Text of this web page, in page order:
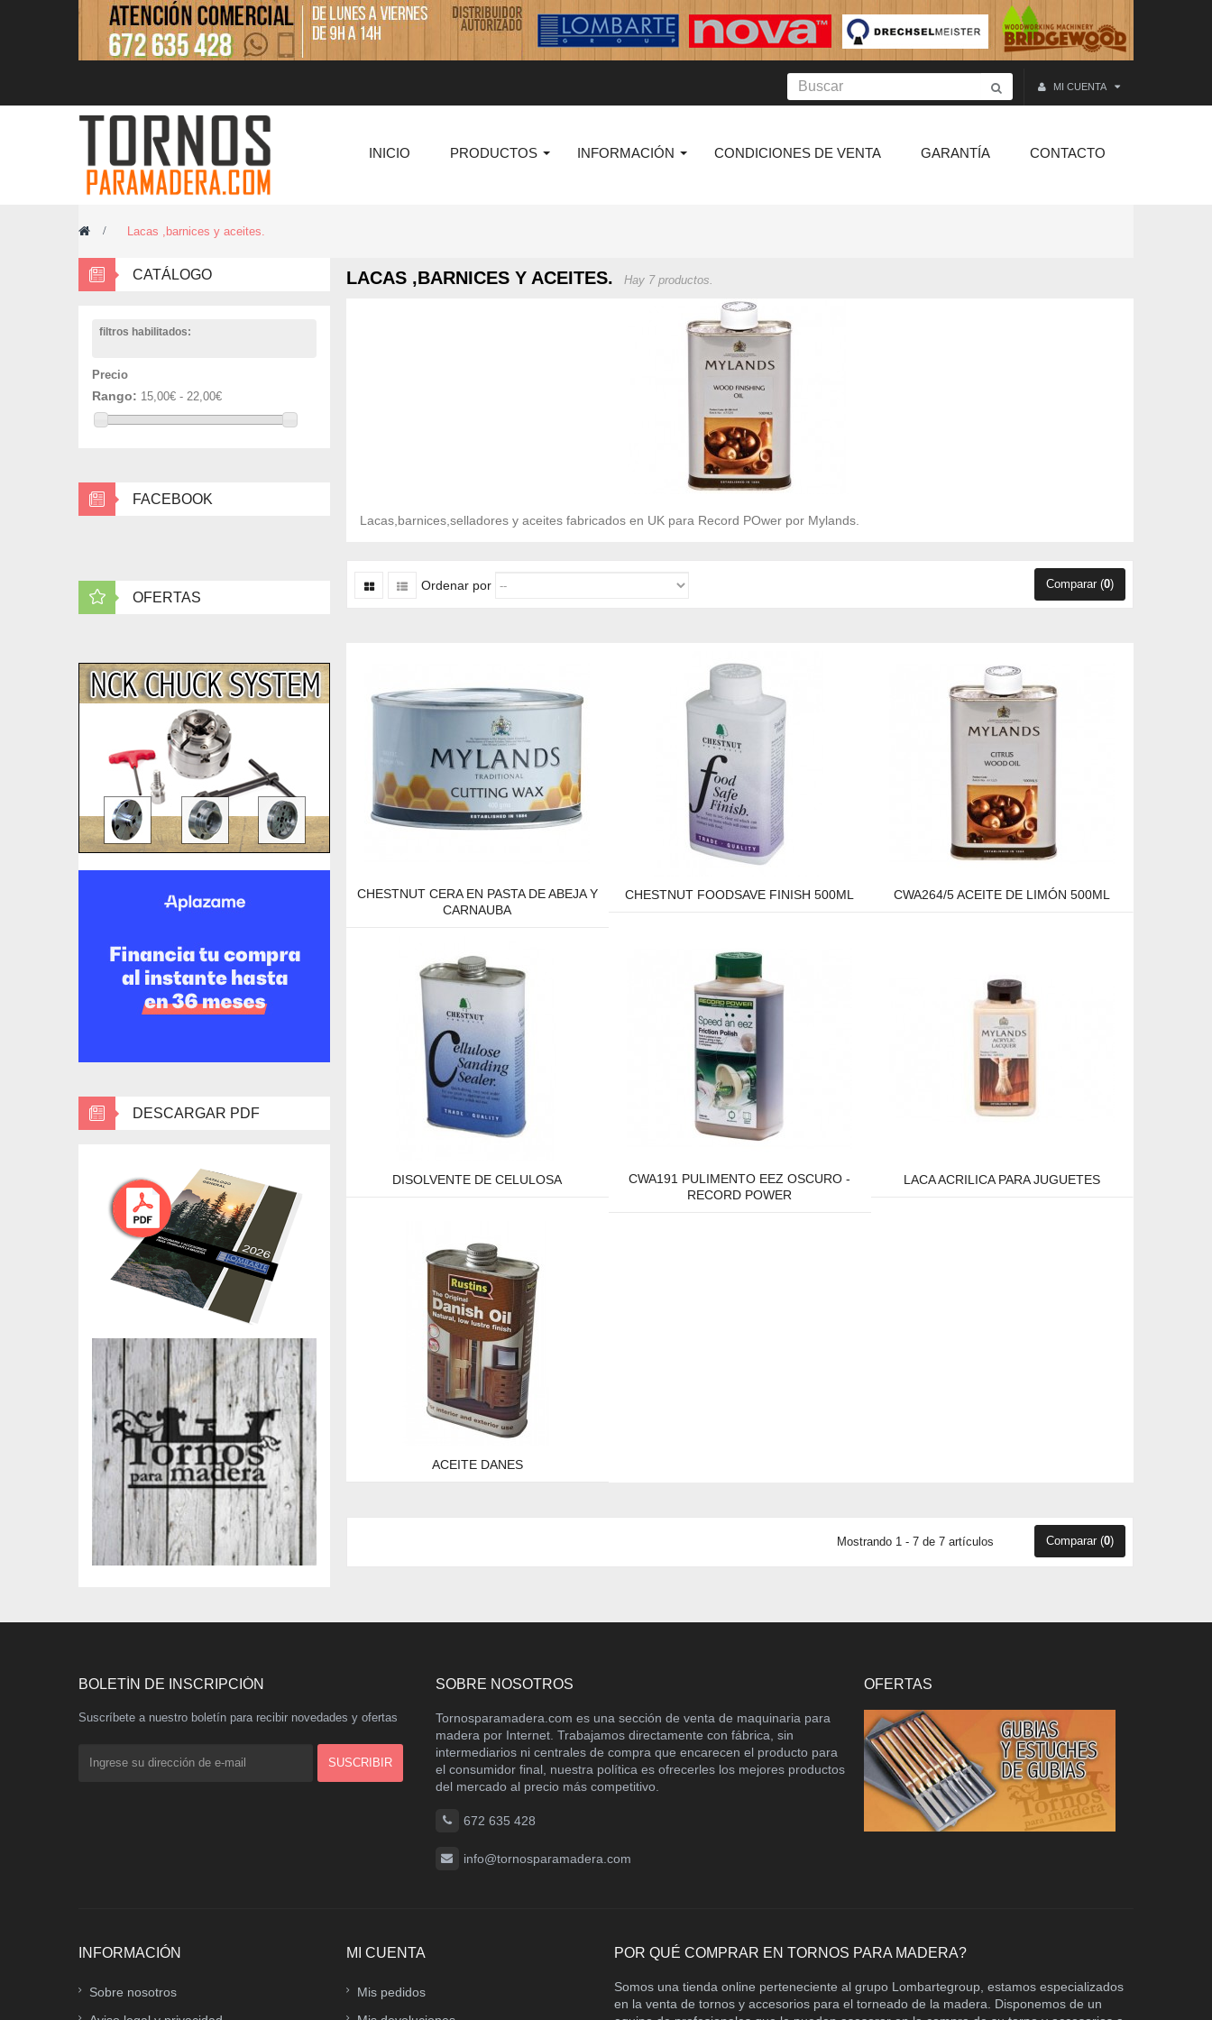
MI CUENTA
INICIO PRODUCTOS INFORMACIÓN CONDICIONES DE VENTA GARANTÍA CONTACTO
> Lacas ,barnices y aceites.
CATÁLOGO
filtros habilitados:
Precio
Rango: 15,00€ - 22,00€
FACEBOOK
OFERTAS
DESCARGAR PDF
LACAS ,BARNICES Y ACEITES. Hay 7 productos.
Lacas,barnices,selladores y aceites fabricados en UK para Record POwer por Mylands.
Ordenar por Comparar (0)
CHESTNUT CERA EN PASTA DE ABEJA Y
CARNAUBA
CHESTNUT FOODSAVE FINISH 500ML CWA264/5 ACEITE DE LIMÓN 500ML
DISOLVENTE DE CELULOSA
CWA191 PULIMENTO EEZ OSCURO -
RECORD POWER
LACA ACRILICA PARA JUGUETES
ACEITE DANES
Mostrando 1 - 7 de 7 artículos Comparar (0)
BOLETÍN DE INSCRIPCIÓN
Suscríbete a nuestro boletín para recibir novedades y ofertas
SOBRE NOSOTROS
Tornosparamadera.com es una sección de venta de maquinaria para
madera por Internet. Trabajamos directamente con fábrica, sin
intermediarios ni centrales de compra que encarecen el producto para
el consumidor final, nuestra política es ofrecerles los mejores productos
del mercado al precio más competitivo.
672 635 428
info@tornosparamadera.com
OFERTAS
INFORMACIÓN
Sobre nosotros
MI CUENTA
Mis pedidos
POR QUÉ COMPRAR EN TORNOS PARA MADERA?
Somos una tienda online perteneciente al grupo Lombartegroup, estamos especializados
en la venta de tornos y accesorios para el torneado de la madera. Disponemos de un